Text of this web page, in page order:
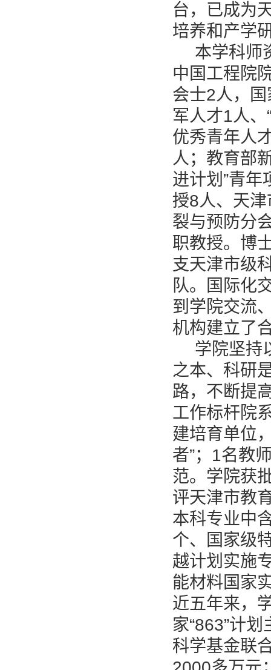
台，已成为
培养和产学
本学科师
中国工程院
会士2人，国
军人才1人
优秀青年人
人；教育部
进计划”青
授8人、天
裂与预防分
职教授。博
支天津市级
队。国际化
到学院交流
机构建立了
学院坚持
之本、科研
路，不断提
工作标杆院
建培育单位
者”；1名教
范。学院获
评天津市教
本科专业中
个、国家级
越计划实施
能材料国家
近五年来，
家“863”计
科学基金联